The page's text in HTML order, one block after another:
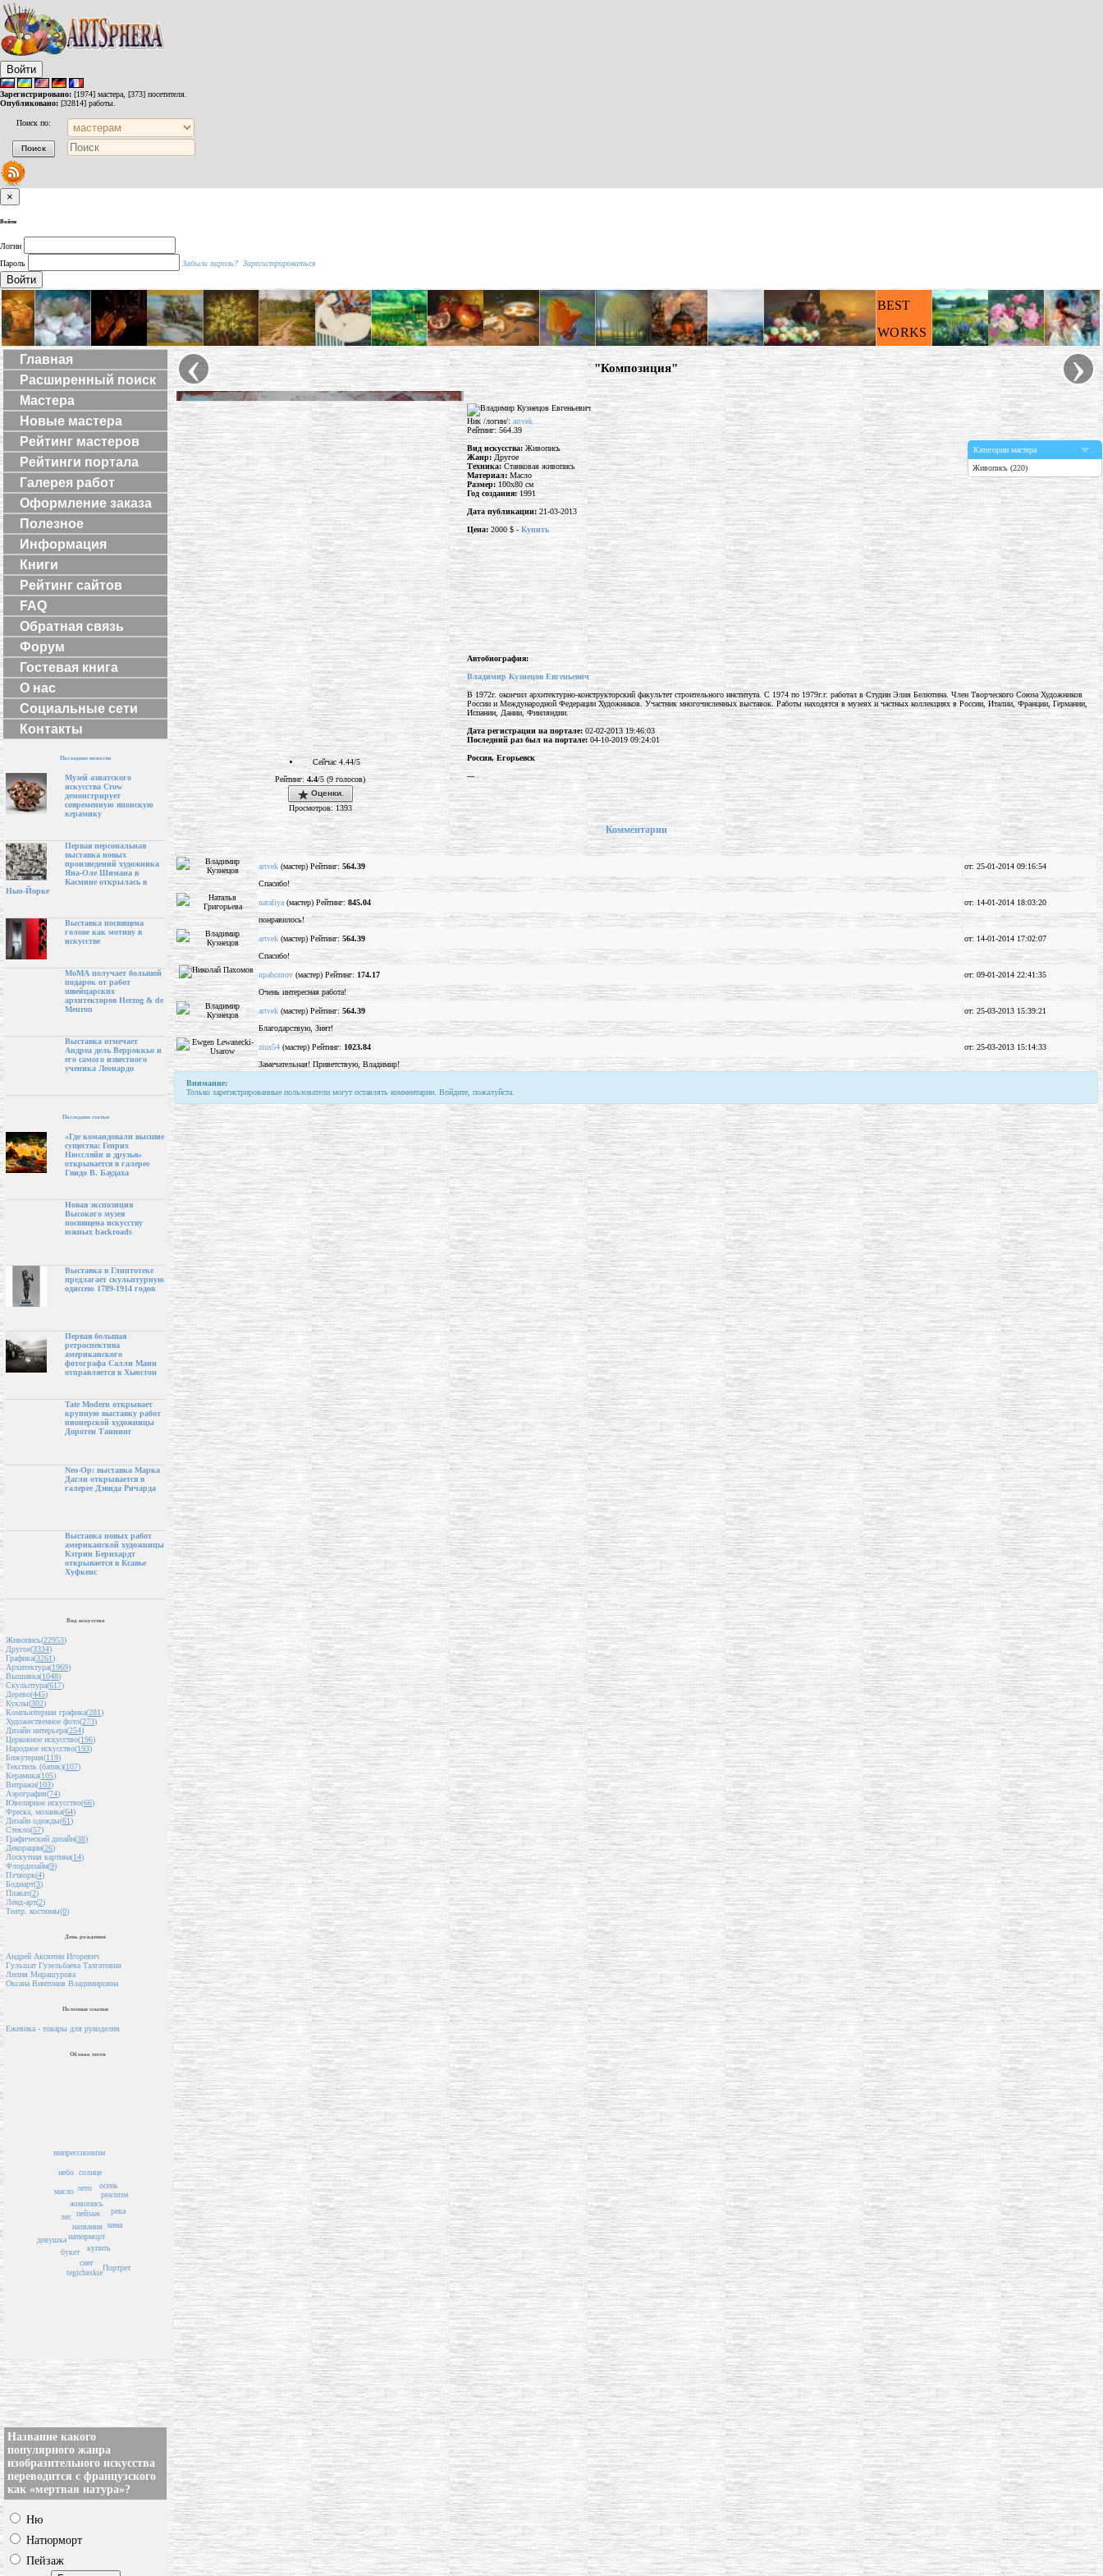
Войти
Зарегистрировано: [1974] мастера, [373] посетителя.
Опубликовано: [32814] работы.
Поиск по:
×
Войти
Логин
Пароль
Забыли пароль? Зарегистрироваться
Войти
BEST
WORKS
Главная
Расширенный поиск
Мастера
Новые мастера
Рейтинг мастеров
Рейтинги портала
Галерея работ
Оформление заказа
Полезное
Информация
Книги
Рейтинг сайтов
FAQ
Обратная связь
Форум
Гостевая книга
О нас
Социальные сети
Контакты
Последние новости
Музей азиатского
искусства Crow
демонстрирует
современную японскую
керамику
Первая персональная
выставка новых
произведений художника
Яна-Оле Шимана в
Касмине открылась в
Нью-Йорке
Выставка посвящена
голове как мотиву в
искусстве
МоМА получает большой
подарок от работ
швейцарских
архитекторов Herzog & de
Meuron
Выставка отмечает
Андреа дель Верроккьо и
его самого известного
ученика Леонардо
Последние статьи
«Где командовали высшие
существа: Генрих
Нюссляйн и друзья»
открывается в галерее
Гвидо В. Баудаха
Новая экспозиция
Высокого музея
посвящена искусству
южных backroads
Выставка в Глиптотеке
предлагает скульптурную
одиссею 1789-1914 годов
Первая большая
ретроспектива
американского
фотографа Салли Манн
отправляется в Хьюстон
Tate Modern открывает
крупную выставку работ
пионерской художницы
Доротеи Таннинг
Neo-Op: выставка Марка
Дагли открывается в
галерее Дэвида Ричарда
Выставка новых работ
американской художницы
Кэтрин Бернхардт
открывается в Ксавье
Хуфкенс
Вид искусства
Живопись(22953)
Другое(3334)
Графика(3261)
Архитектура(1969)
Вышивка(1048)
Скульптура(617)
Дерево(445)
Куклы(302)
Компьютерная графика(281)
Художественное фото(273)
Дизайн интерьера(254)
Церковное искусство(196)
Народное искусство(193)
Бижутерия(119)
Текстиль (батик)(107)
Керамика(105)
Витражи(103)
Аэрография(74)
Ювелирное искусство(66)
Фреска, мозаика(64)
Дизайн одежды(61)
Стекло(57)
Графический дизайн(38)
Декорации(26)
Лоскутная картина(14)
Флордизайн(9)
Пэчворк(4)
Бодиарт(3)
Плакат(2)
Ленд-арт(2)
Театр. костюмы(0)
День рождения
Андрей Аксютин Игоревич
Гульшат Гузельбаева Талгатовна
Лилия Мирашурова
Оксана Винтонив Владимировна
Полезные ссылки
Ежевика - товары для рукоделия
Облако тегов
пейзаж
названия
живопись
лето
натюрморт
купить
солнце
лес
зима
осень
букет
масло
река
снег
tegicheskie
реализм
небо
импрессионизм
Портрет
девушка
Название какого
популярного жанра
изобразительного искусства
переводится с французского
как «мертвая натура»?
Ню
Натюрморт
Пейзаж
‹ "Композиция" ›
Сейчас 4.44/5
Рейтинг:4.4/5 (9 голосов)
Оценки.
Просмотров: 1393
Ник /логин/:artvek
Рейтинг: 564.39
Вид искусства: Живопись
Жанр: Другое
Техника:Станковая живопись
Материал:Масло
Размер: 100x80 см
Год создания:1991
Дата публикации: 21-03-2013
Цена:2000 $ - Купить
Категории мастера
Живопись (220)
Автобиография:
Владимир Кузнецов Евгеньевич
В 1972г. окончил архитектурно-конструкторский факультет строительного института. С 1974 по 1979г.г. работал в Студии Элия Белютина. Член Творческого Союза Художников
России и Международной Федерации Художников. Участник многочисленных выставок. Работы находятся в музеях и частных коллекциях в России, Италии, Франции, Германии,
Испании, Дании, Финляндии.
Дата регистрации на портале:02-02-2013 19:46:03
Последний раз был на портале: 04-10-2019 09:24:01
Россия, Егорьевск
---
Комментарии
artvek (мастер) Рейтинг: 564.39
от: 25-01-2014 09:16:54
Спасибо!
nataliya (мастер) Рейтинг: 845.04
от: 14-01-2014 18:03:20
понравилось!
artvek (мастер) Рейтинг: 564.39
от: 14-01-2014 17:02:07
Спасибо!
npahomov (мастер) Рейтинг: 174.17
от: 09-01-2014 22:41:35
Очень интересная работа!
artvek (мастер) Рейтинг: 564.39
от: 25-03-2013 15:39:21
Благодарствую, Зият!
zius54 (мастер) Рейтинг: 1023.84
от: 25-03-2013 15:14:33
Замечательная! Приветствую, Владимир!
Внимание:
Только зарегистрированные пользователи могут оставлять комментарии. Войдите, пожалуйста.